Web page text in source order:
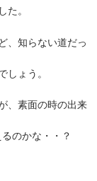
。
、知らない道だっ
ょう。
、素面の時の出来
のかな・・？